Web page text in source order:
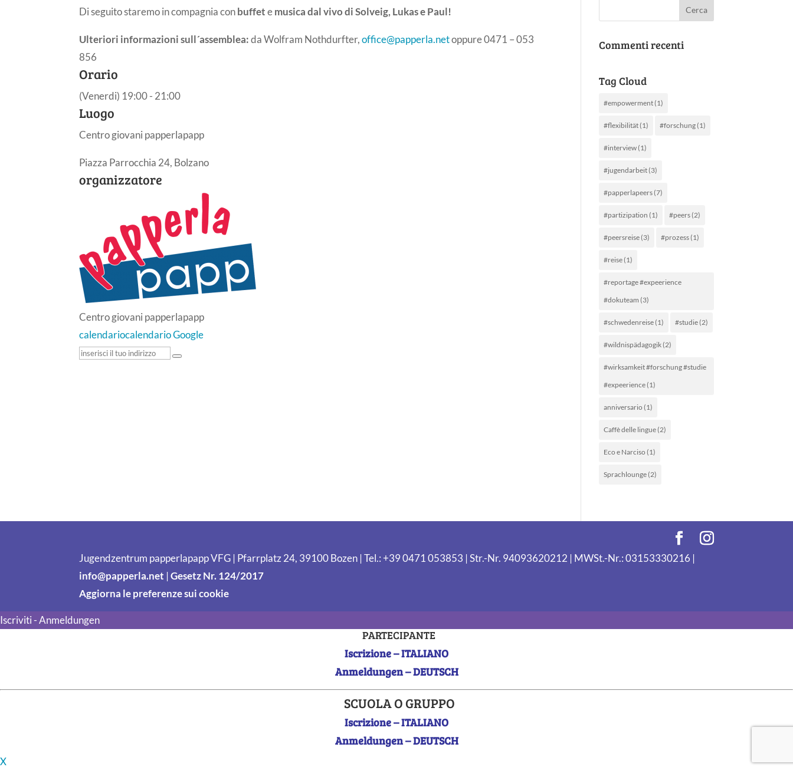
Di seguito staremo in compagnia conbuffetemusica dal vivo di Solveig, Lukas e Paul!
Ulteriori informazioni sull´assemblea:da Wolfram Nothdurfter,office@papperla.netoppure 0471 – 053
856
Orario
(Venerdi) 19:00 - 21:00
Luogo
Centro giovani papperlapapp
Piazza Parrocchia 24, Bolzano
organizzatore
Centro giovani papperlapapp
calendariocalendario Google
Commenti recenti
Tag Cloud
#empowerment(1)
#flexibilität(1) #forschung(1)
#interview(1)
#jugendarbeit(3)
#papperlapeers(7)
#partizipation (1) #peers(2)
#peersreise(3) #prozess(1)
#reise(1)
#reportage #expeerience
#dokuteam (3)
#schwedenreise(1) #studie(2)
#wildnispädagogik(2)
#wirksamkeit #forschung #studie
#expeerience(1)
anniversario (1)
Caffè delle lingue(2)
Eco e Narciso (1)
Sprachlounge(2)
Jugendzentrum papperlapapp VFG | Pfarrplatz 24, 39100 Bozen | Tel.: +39 0471 053853 | Str.-Nr. 94093620212 | MWSt.-Nr.: 03153330216 |
info@papperla.net |Gesetz Nr. 124/2017
Aggiorna le preferenze sui cookie
Iscriviti - Anmeldungen
PARTECIPANTE
Iscrizione – ITALIANO
Anmeldungen – DEUTSCH
SCUOLA O GRUPPO
Iscrizione – ITALIANO
Anmeldungen – DEUTSCH
X